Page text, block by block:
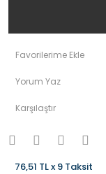
Yorum Yaz
Karşılaştır
76,51 TL x 9 Taksit